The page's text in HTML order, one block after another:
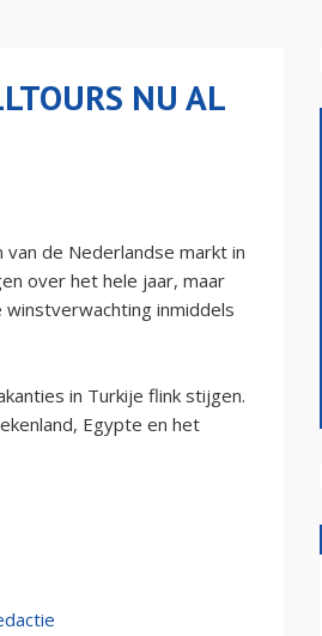
NU AL
de Nederlandse markt in
over het hele jaar, maar
winstverwachting inmiddels
in Turkije flink stijgen.
Egypte en het